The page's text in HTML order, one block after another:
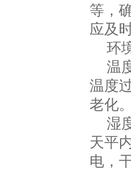
等，
应及
环
温
温度
老化
湿度
天平
电，